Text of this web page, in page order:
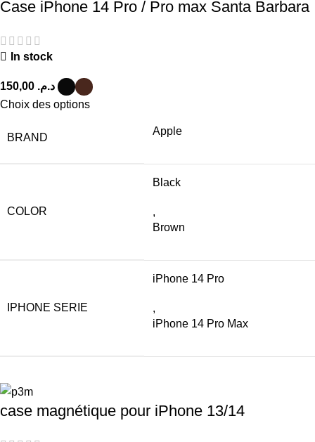
Case iPhone 14 Pro / Pro max Santa Barbara
In stock
د.م.
Choix des options
BRAND
Apple
COLOR
Black
,
Brown
IPHONE SERIE
iPhone 14 Pro
,
iPhone 14 Pro Max
case magnétique pour iPhone 13/14